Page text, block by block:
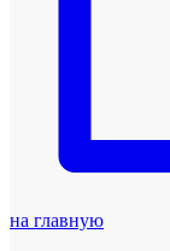
на главную